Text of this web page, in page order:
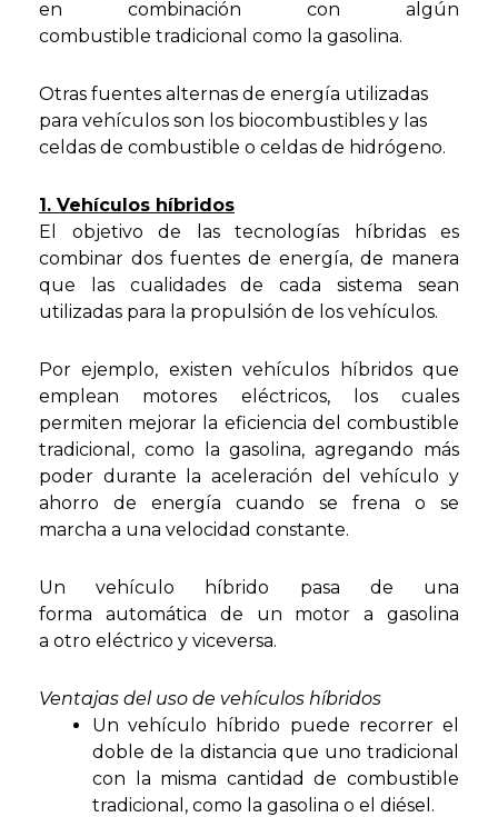
en combinación con algún
combustible tradicional como la gasolina.
Otras fuentes alternas de energía utilizadas
para vehículos son los biocombustibles y las
celdas de combustible o celdas de hidrógeno.
1. Vehículos híbridos
El objetivo de las tecnologías híbridas es
combinar dos fuentes de energía, de manera
que las cualidades de cada sistema sean
utilizadas para la propulsión de los vehículos.
Por ejemplo, existen vehículos híbridos que
emplean motores eléctricos, los cuales
permiten mejorar la eficiencia del combustible
tradicional, como la gasolina, agregando más
poder durante la aceleración del vehículo y
ahorro de energía cuando se frena o se
marcha a una velocidad constante.
Un vehículo híbrido pasa de una
forma automática de un motor a gasolina
a otro eléctrico y viceversa.
Ventajas del uso de vehículos híbridos
Un vehículo híbrido puede recorrer el
doble de la distancia que uno tradicional
con la misma cantidad de combustible
tradicional, como la gasolina o el diésel.